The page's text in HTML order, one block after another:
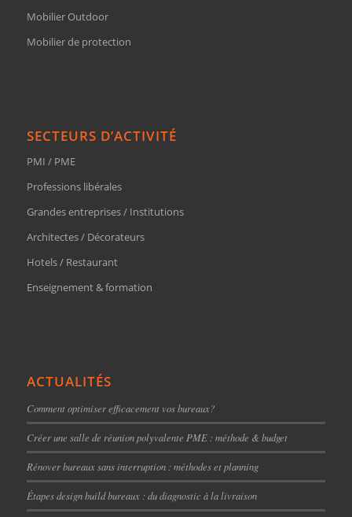
Mobilier Outdoor
Mobilier de protection
SECTEURS D’ACTIVITÉ
PMI / PME
Professions libérales
Grandes entreprises / Institutions
Architectes / Décorateurs
Hotels / Restaurant
Enseignement & formation
ACTUALITÉS
Comment optimiser efficacement vos bureaux?
Créer une salle de réunion polyvalente PME : méthode & budget
Rénover bureaux sans interruption : méthodes et planning
Étapes design build bureaux : du diagnostic à la livraison